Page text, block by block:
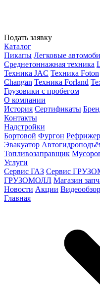
Подать заявку
Каталог
Пикапы Легковые
Среднетоннажная техника
Техника JAC Техника Foton
Changan Техника Forland
Грузовики с пробегом
О компании
История Сертификаты
Контакты
Надстройки
Бортовой Фургон
Эвакуатор
Топливозаправщик
Услуги
Сервис ГАЗ Сервис
ГРУЗОМОЛЛ Магазин
Новости Акции
Главная